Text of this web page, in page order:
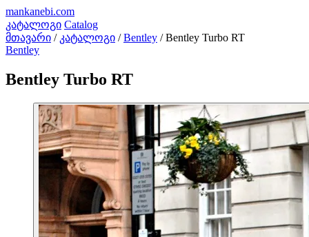
mankanebi.com
კატალოგი Catalog
მთავარი / კატალოგი / Bentley / Bentley Turbo RT
Bentley
Bentley Turbo RT